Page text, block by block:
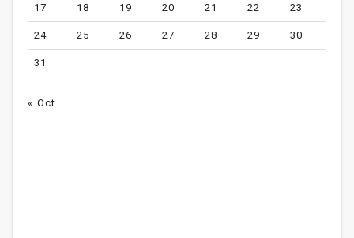
17 18 19 20 21 22 23
24 25 26 27 28 29 30
31
« Oct